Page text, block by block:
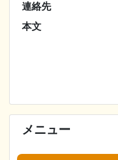
連絡先
本文
メニュー